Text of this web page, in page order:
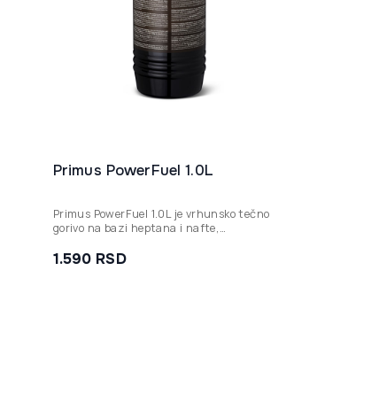
Primus PowerFuel 1.0L
1.590 RSD
Primus PowerFuel 1.0L je vrhunsko tečno
gorivo na bazi heptana i nafte,
stabilne performanse višegorivnih rešoa u